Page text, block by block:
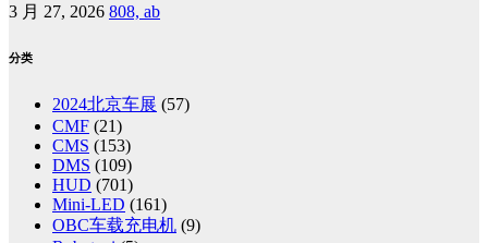
3 月 27, 2026 808, ab
分类
2024北京车展 (57)
CMF (21)
CMS (153)
DMS (109)
HUD (701)
Mini-LED (161)
OBC车载充电机 (9)